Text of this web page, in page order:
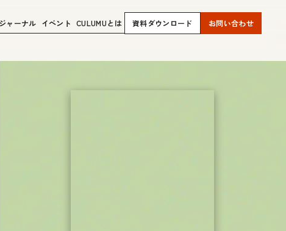
ジャーナル イベント CULUMUとは 資料ダウンロード お問い合わせ